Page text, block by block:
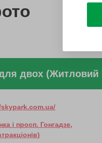
двох (Житловий
і просп. Гонгадзе,